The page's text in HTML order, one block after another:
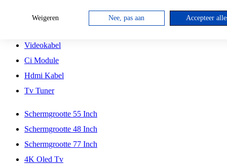
Antennekabel
Videokabel
Ci Module
Hdmi Kabel
Tv Tuner
Schermgrootte 55 Inch
Schermgrootte 48 Inch
Schermgrootte 77 Inch
4K Oled Tv
Weigeren Nee, pas aan Accepteer